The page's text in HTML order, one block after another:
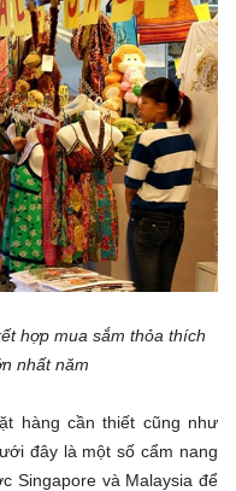
hợp mua sắm thỏa thích
nhất năm
hàng cần thiết cũng như
đây là một số cẩm nang
Singapore và Malaysia để